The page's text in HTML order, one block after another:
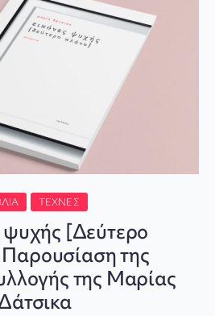
ΤΈΧΝΕΣ
ψυχής [Δεύτερο
της
της Μαρίας